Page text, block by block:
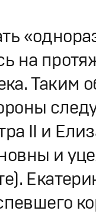
на
Таким
II и
и